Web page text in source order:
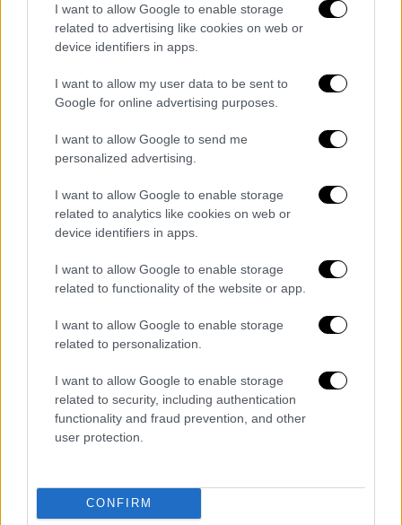
I want to allow Google to enable storage
related to advertising like cookies on web or
device identifiers in apps.
I want to allow my user data to be sent to
Google for online advertising purposes.
I want to allow Google to send me
personalized advertising.
I want to allow Google to enable storage
related to analytics like cookies on web or
device identifiers in apps.
I want to allow Google to enable storage
related to functionality of the website or app.
I want to allow Google to enable storage
related to personalization.
I want to allow Google to enable storage
related to security, including authentication
functionality and fraud prevention, and other
user protection.
CONFIRM
προβληματίσει λίγο καθώς μπορεί η πίεση να
είναι μεγαλύτερη αλλά η συνέχεια θα είναι
κόντρα θέση του Δία με το ζώδιό σας - και
δυστυχώς θα υπάρχει για πολύ καιρό ακόμα -
που ανά πάσα στιγμή μπορεί να δημιουργήσει
παρανοήσεις παρεξηγήσει μπερδέματα και
θεμάτων που σχετίζονται με: Συμφωνίες
συμβόλαια σπουδές έντυπα και έγγραφα
μετακινήσεις και ότι σχετίζεται με το παιδί.
Κινηθείτε περισσότερο σχετικά με αυτά έως
και την Τετάρτη και έχετε πιο πολύ τον νου
σας μετά. Ο αρμόδιος Ερμής θα φαίνεται
ανάδρομος έως τις 11 Ιουλίου. Σαφώς θα
προσέχετε και το τι λέτε και σε ποιόν και
δεν εξαιρείται το … έτερον ήμισυ από αυτό.
ΕΥΝΟΪΚΕΣ ΗΜΕΡΕΣ. Παρασκευή και
Δευτέρα.